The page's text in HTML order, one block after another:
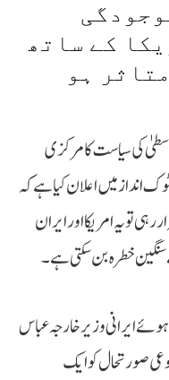
کے ساتھ
ہو
کی سیاست کا مرکزی
انداز میں اعلان کیا ہے کہ
تو یہ امریکا اور ایران
خطرہ بن سکتی ہے۔
ایرانی وزیر خارجہ عباس
صورتحال کو ایک